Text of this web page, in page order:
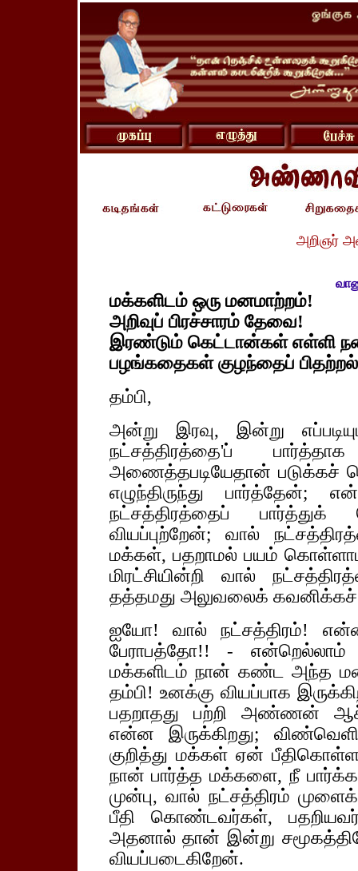
அறிஞர்
மக்களிடம் ஒரு மனமாற்றம்!
அறிவுப் பிரச்சாரம் தேவை!
இரண்டும் கெட்டான்கள் எள்ளி
பழங்கதைகள் குழந்தைப்
தம்பி,
அன்று இரவு, இன்று
நட்சத்திரத்தை'ப்
அணைத்தபடியேதான் படுக்கச்
எழுந்திருந்து
நட்சத்திரத்தைப்
வியப்புற்றேன்; வால்
மக்கள், பதறாமல் பயம்
மிரட்சியின்றி வால்
தத்தமது அலுவலைக்
ஐயோ! வால் நட்சத்திரம்!
பேராபத்தோ!! - என்றெல்லாம்
மக்களிடம் நான் கண்ட அந்த
தம்பி! உனக்கு வியப்பாக
பதறாதது பற்றி அண்ணன்
என்ன இருக்கிறது;
குறித்து மக்கள் ஏன்
நான் பார்த்த மக்களை, நீ
முன்பு, வால் நட்சத்திரம்
பீதி கொண்டவர்கள்,
அதனால் தான் இன்று
வியப்படைகிறேன்.